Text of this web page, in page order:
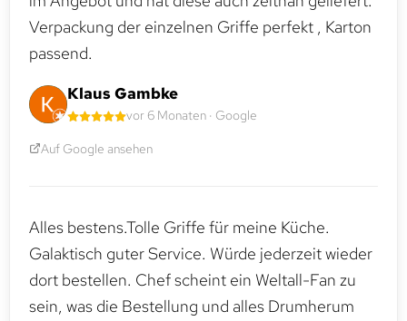
Verpackung der einzelnen Griffe perfekt , Karton
passend.
Klaus Gambke
vor 6 Monaten · Google
Auf Google ansehen
Alles bestens.Tolle Griffe für meine Küche.
Galaktisch guter Service. Würde jederzeit wieder
dort bestellen. Chef scheint ein Weltall-Fan zu
sein, was die Bestellung und alles Drumherum